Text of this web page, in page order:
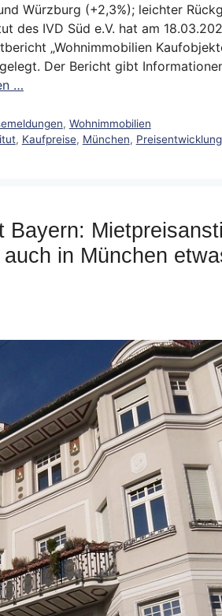
Würzburg (+2,3%); leichter
des IVD Süd e.V. hat am
„Wohnimmobilien
Der Bericht gibt
…
, Wohnimmobilien
, Kaufpreise, München, Preisentwicklung
Bayern:
in München